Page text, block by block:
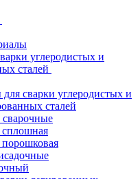
углеродистых и
сталей
сварки углеродистых и
сталей